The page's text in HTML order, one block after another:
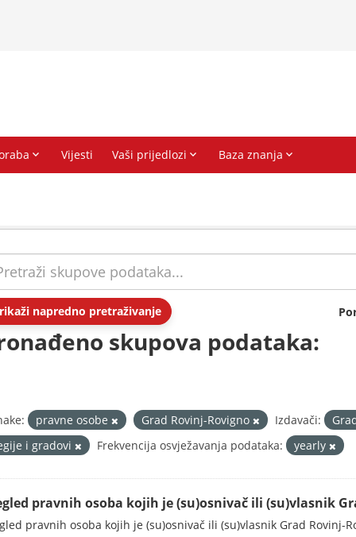
napredno pretraživanje
skupova podataka:
pravne osobe Grad Rovinj-Rovigno Izdavači:
i gradovi
Frekvencija osvježavanja podataka: yearly
pravnih osoba kojih je (su)osnivač ili (su)vlasnik
pravnih osoba kojih je (su)osnivač ili (su)vlasnik Grad Rovinj-